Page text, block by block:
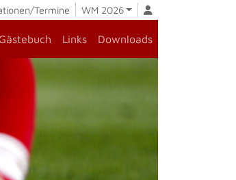
Termine WM 2026
Gästebuch Links Downloads